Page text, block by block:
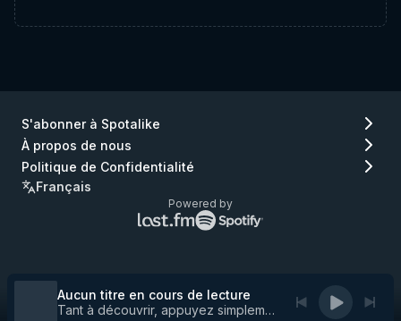
S'abonner à Spotalike
À propos de nous
Politique de Confidentialité
Français
Powered by
Logo
Lastfm
Lastfm)
Aucun titre en cours de lecture
Tant à découvrir, appuyez simplement sur play